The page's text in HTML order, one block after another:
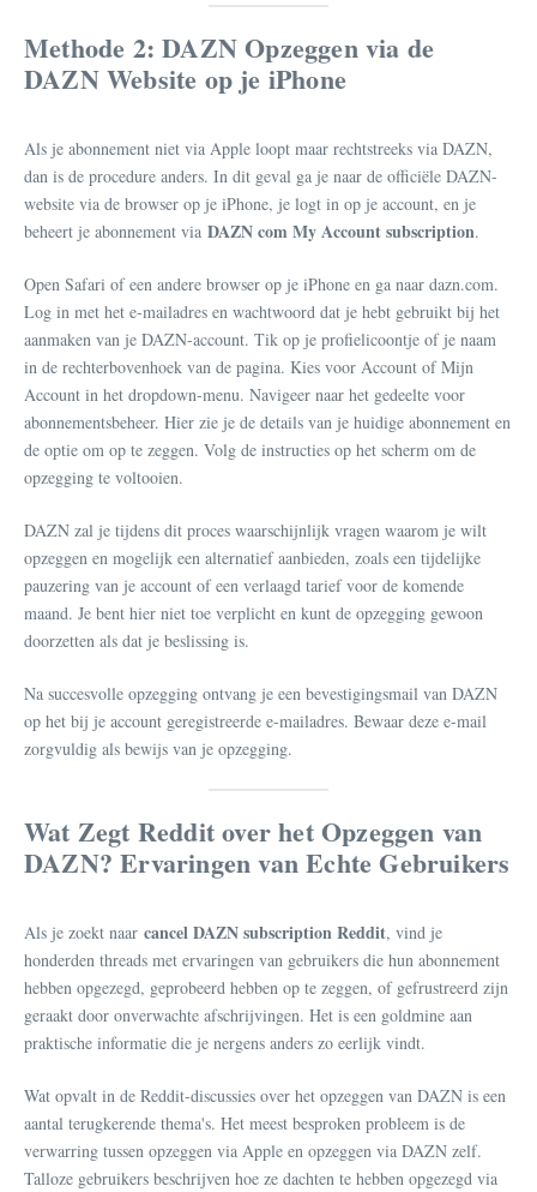
Methode 2: DAZN Opzeggen via de
DAZN Website op je iPhone
Als je abonnement niet via Apple loopt maar rechtstreeks via DAZN,
dan is de procedure anders. In dit geval ga je naar de officiële DAZN-
website via de browser op je iPhone, je logt in op je account, en je
beheert je abonnement via DAZN com My Account subscription.
Open Safari of een andere browser op je iPhone en ga naar dazn.com.
Log in met het e-mailadres en wachtwoord dat je hebt gebruikt bij het
aanmaken van je DAZN-account. Tik op je profielicoontje of je naam
in de rechterbovenhoek van de pagina. Kies voor Account of Mijn
Account in het dropdown-menu. Navigeer naar het gedeelte voor
abonnementsbeheer. Hier zie je de details van je huidige abonnement en
de optie om op te zeggen. Volg de instructies op het scherm om de
opzegging te voltooien.
DAZN zal je tijdens dit proces waarschijnlijk vragen waarom je wilt
opzeggen en mogelijk een alternatief aanbieden, zoals een tijdelijke
pauzering van je account of een verlaagd tarief voor de komende
maand. Je bent hier niet toe verplicht en kunt de opzegging gewoon
doorzetten als dat je beslissing is.
Na succesvolle opzegging ontvang je een bevestigingsmail van DAZN
op het bij je account geregistreerde e-mailadres. Bewaar deze e-mail
zorgvuldig als bewijs van je opzegging.
Wat Zegt Reddit over het Opzeggen van
DAZN? Ervaringen van Echte Gebruikers
Als je zoekt naar cancel DAZN subscription Reddit, vind je
honderden threads met ervaringen van gebruikers die hun abonnement
hebben opgezegd, geprobeerd hebben op te zeggen, of gefrustreerd zijn
geraakt door onverwachte afschrijvingen. Het is een goldmine aan
praktische informatie die je nergens anders zo eerlijk vindt.
Wat opvalt in de Reddit-discussies over het opzeggen van DAZN is een
aantal terugkerende thema's. Het meest besproken probleem is de
verwarring tussen opzeggen via Apple en opzeggen via DAZN zelf.
Talloze gebruikers beschrijven hoe ze dachten te hebben opgezegd via